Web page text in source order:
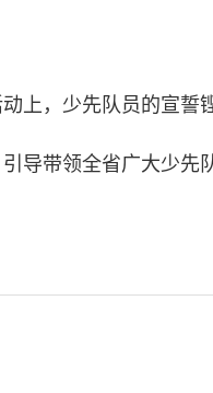
，少先队员的宣誓铿
带领全省广大少先